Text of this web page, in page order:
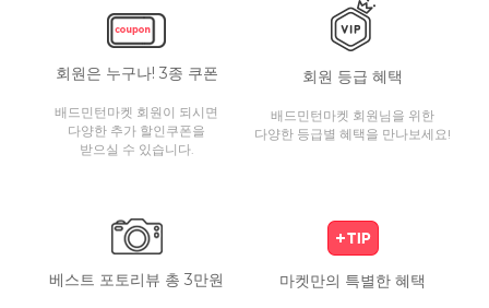
회원은 누구나! 3종 쿠폰
배드민턴마켓 회원이 되시면
다양한 추가 할인쿠폰을
받으실 수 있습니다.
회원 등급 혜택
배드민턴마켓 회원님을 위한
다양한 등급별 혜택을 만나보세요!
베스트 포토리뷰 총 3만원 마켓만의 특별한 혜택